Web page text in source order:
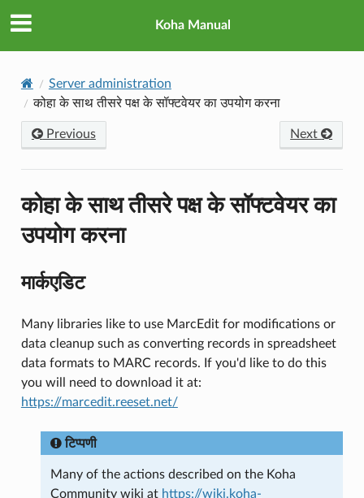
Koha Manual
Server administration
कोहा के साथ तीसरे पक्ष के सॉफ्टवेयर का उपयोग करना
Previous Next
कोहा के साथ तीसरे पक्ष के सॉफ्टवेयर का
उपयोग करना
मार्कएडिट
Many libraries like to use MarcEdit for modifications or
data cleanup such as converting records in spreadsheet
data formats to MARC records. If you'd like to do this
you will need to download it at:
https://marcedit.reeset.net/
टिप्पणी
Many of the actions described on the Koha
Community wiki at https://wiki.koha-